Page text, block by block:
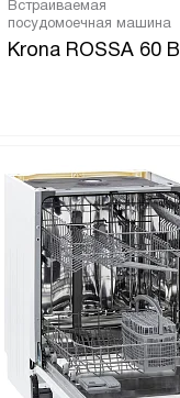
Встраиваемая
посудомоечная машина
Krona ROSSA 60 BI